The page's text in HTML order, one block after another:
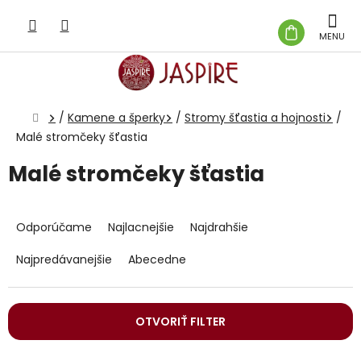
obsah
KOŠÍK
Domov
/ Kamene a šperky / Stromy šťastia a hojnosti
/
Malé stromčeky šťastia
Malé stromčeky šťastia
a
e
e
p
Odporúčame Najlacnejšie
Najdrahšie
Najpredávanejšie
Abecedne
OTVORIŤ FILTER